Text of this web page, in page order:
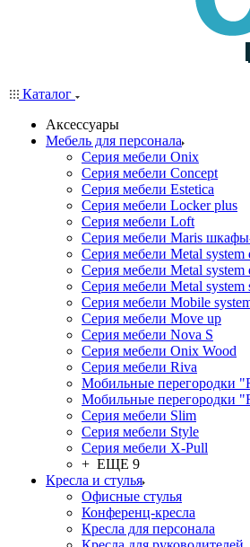
Каталог
Аксессуары
Мебель для персонала
Серия мебели Onix
Серия мебели Concept
Серия мебели Estetica
Серия мебели Locker plus
Серия мебели Loft
Серия мебели Maris
Серия мебели Metal system
Серия мебели Metal system
Серия мебели Metal system
Серия мебели Mobile
Серия мебели Move up
Серия мебели Nova S
Серия мебели Onix Wood
Серия мебели Riva
Мобильные перегородки
Мобильные перегородки
Серия мебели Slim
Серия мебели Style
Серия мебели X-Pull
+ ЕЩЕ 9
Кресла и стулья
Офисные стулья
Конференц-кресла
Кресла для персонала